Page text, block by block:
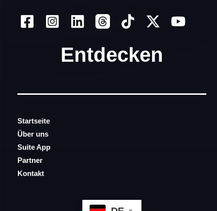
Entdecken
Startseite
Über uns
Suite App
Partner
Kontakt